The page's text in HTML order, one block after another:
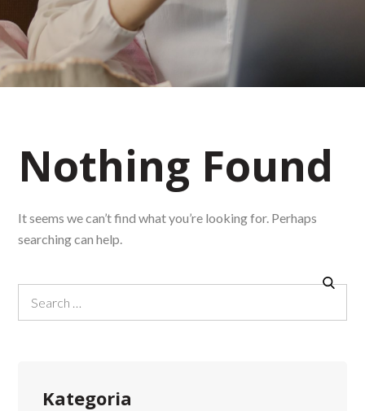
Nothing Found
It seems we can’t find what you’re looking for. Perhaps
searching can help.
Search
for:
Kategoria